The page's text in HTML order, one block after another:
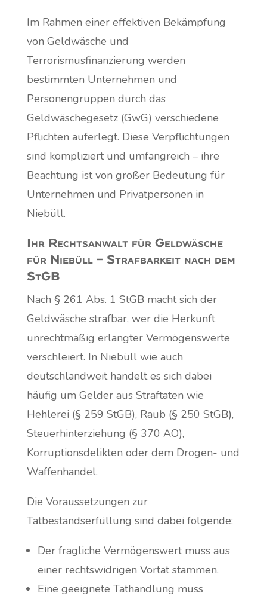
Im Rahmen einer effektiven Bekämpfung
von Geldwäsche und
Terrorismusfinanzierung werden
bestimmten Unternehmen und
Personengruppen durch das
Geldwäschegesetz (GwG) verschiedene
Pflichten auferlegt. Diese Verpflichtungen
sind kompliziert und umfangreich – ihre
Beachtung ist von großer Bedeutung für
Unternehmen und Privatpersonen in
Niebüll.
Ihr Rechtsanwalt für Geldwäsche
für Niebüll – Strafbarkeit nach dem
StGB
Nach § 261 Abs. 1 StGB macht sich der
Geldwäsche strafbar, wer die Herkunft
unrechtmäßig erlangter Vermögenswerte
verschleiert. In Niebüll wie auch
deutschlandweit handelt es sich dabei
häufig um Gelder aus Straftaten wie
Hehlerei (§ 259 StGB), Raub (§ 250 StGB),
Steuerhinterziehung (§ 370 AO),
Korruptionsdelikten oder dem Drogen- und
Waffenhandel.
Die Voraussetzungen zur
Tatbestandserfüllung sind dabei folgende:
Der fragliche Vermögenswert muss aus
einer rechtswidrigen Vortat stammen.
Eine geeignete Tathandlung muss